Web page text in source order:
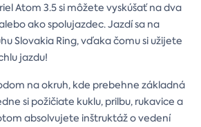
Atom 3.5 si môžete vyskúšať na dva
ako spolujazdec. Jazdí sa na
Slovakia Ring, vďaka čomu si užijete
jazdu!
na okruh, kde prebehne základná
si požičiate kuklu, prilbu, rukavice a
absolvujete inštruktáž o vedení